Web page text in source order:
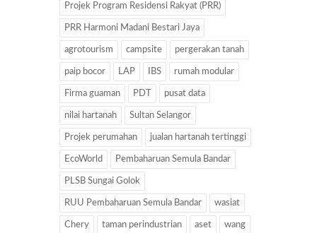
Projek Program Residensi Rakyat (PRR)
PRR Harmoni Madani Bestari Jaya
agrotourism campsite pergerakan tanah
paip bocor LAP IBS rumah modular
Firma guaman PDT pusat data
nilai hartanah Sultan Selangor
Projek perumahan jualan hartanah tertinggi
EcoWorld Pembaharuan Semula Bandar
PLSB Sungai Golok
RUU Pembaharuan Semula Bandar wasiat
Chery taman perindustrian aset wang